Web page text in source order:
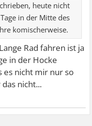
heute nicht
in der Mitte des
komischerweise.
Rad fahren ist ja
in der Hocke
es nicht mir nur so
nicht...